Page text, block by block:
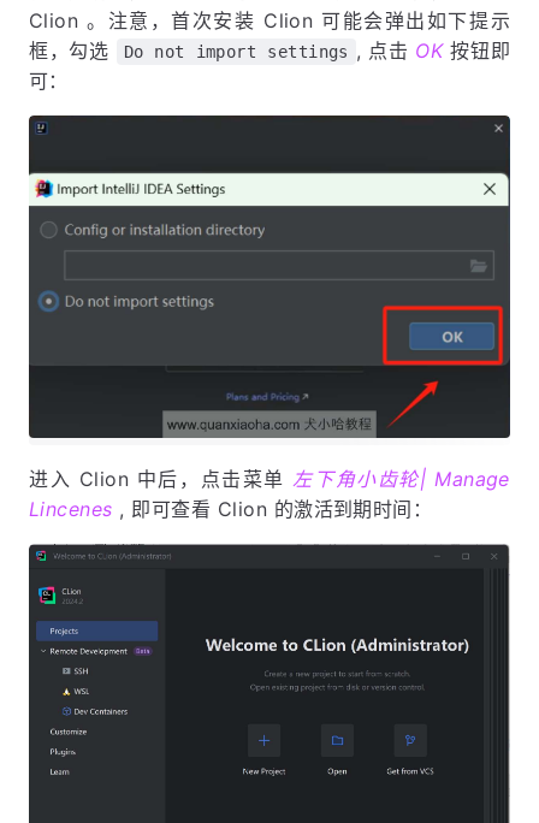
Clion 。注意，首次安装 Clion 可能会弹出如下提示
框，勾选
Do not import settings , 点击 OK按钮即
可：
进入 Clion 中后，点击菜单左下角小齿轮| Manage
Lincenes , 即可查看 Clion 的激活到期时间：